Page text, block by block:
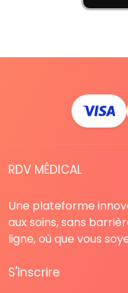
RDV MÉDICAL
Une plateforme
aux soins, sans
ligne, où que vous
S'inscrire